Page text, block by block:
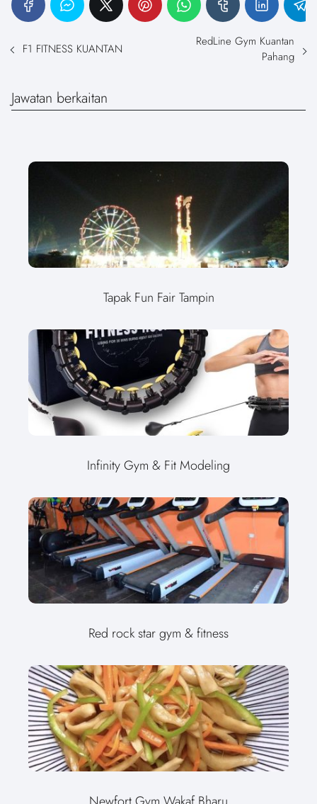
F1 FITNESS KUANTAN
RedLine Gym Kuantan
Pahang
Jawatan berkaitan
Tapak Fun Fair Tampin
Infinity Gym & Fit Modeling
Red rock star gym & fitness